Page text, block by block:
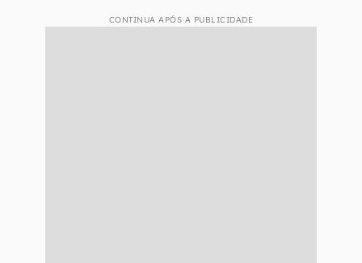
CONTINUA APÓS A PUBLICIDADE